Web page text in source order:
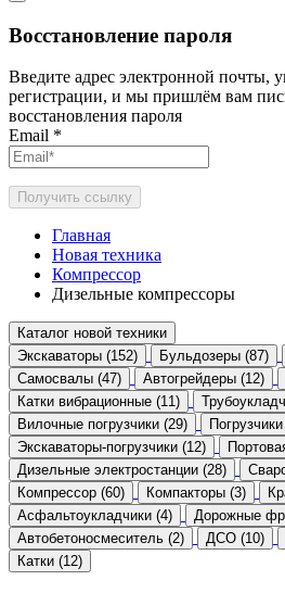
Восстановление пароля
Введите адрес электронной почты,
регистрации, и мы пришлём вам
восстановления пароля
Email *
Получить ссылку
Главная
Новая техника
Компрессор
Дизельные компрессоры
Каталог новой техники
Экскаваторы (152)
Бульдозеры (87)
Самосвалы (47)
Автогрейдеры (12)
Катки вибрационные (11)
Вилочные погрузчики (29)
Экскаваторы-погрузчики (12)
Дизельные электростанции (28)
Компрессор (60)
Компакторы (3)
Асфальтоукладчики (4)
Дорожные
Автобетоносмеситель (2)
ДСО (10)
Катки (12)